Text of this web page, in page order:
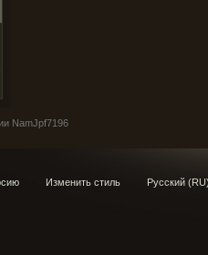
NamJpf7196
Изменить стиль Русский